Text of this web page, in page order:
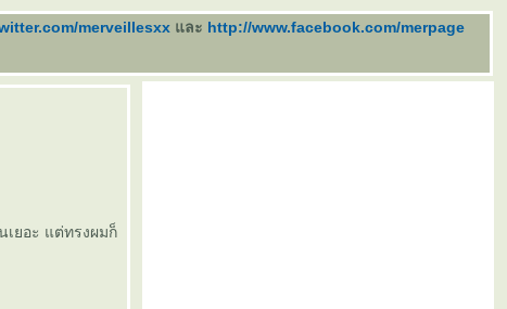
merveillesxxละ http://www.facebook.com/merpage
ยอะ แต่ทรงผมก็